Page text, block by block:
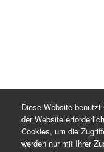
Diese Website
der Website
Cookies, um die
werden nur mit Ihrer